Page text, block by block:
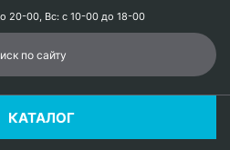
20-00, Вс: с 10-00 до 18-00
КАТАЛОГ